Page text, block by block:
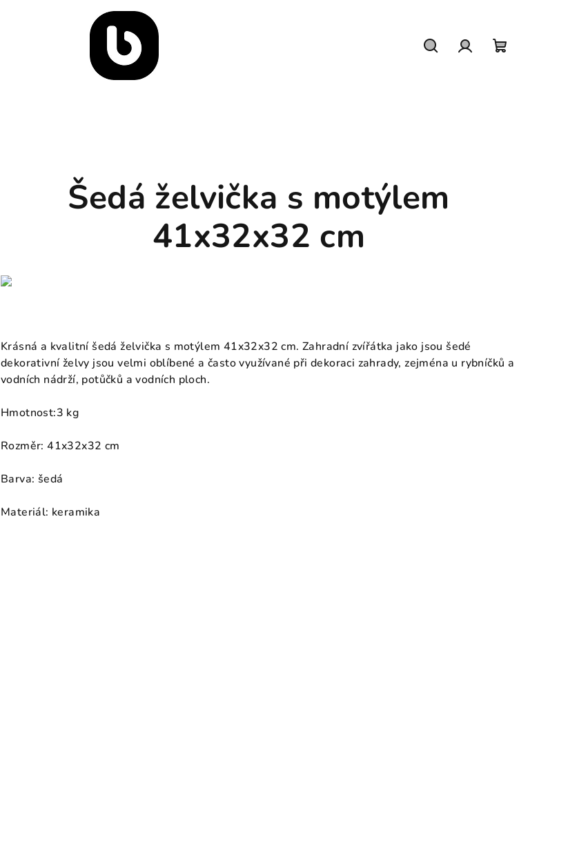
Šedá želvička s motýlem
41x32x32 cm
Krásná a kvalitní šedá želvička s motýlem 41x32x32 cm. Zahradní zvířátka jako jsou šedé
dekorativní želvy jsou velmi oblíbené a často využívané při dekoraci zahrady, zejména u rybníčků a
vodních nádrží, potůčků a vodních ploch.
Hmotnost:3 kg
Rozměr: 41x32x32 cm
Barva: šedá
Materiál: keramika